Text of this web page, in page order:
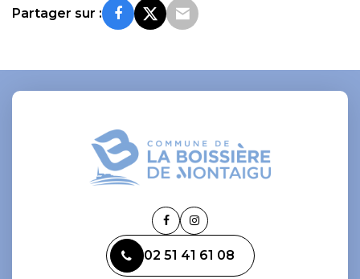
Partager sur :
Lien
le
compte
Lien
le
compte
02 51 41 61 08